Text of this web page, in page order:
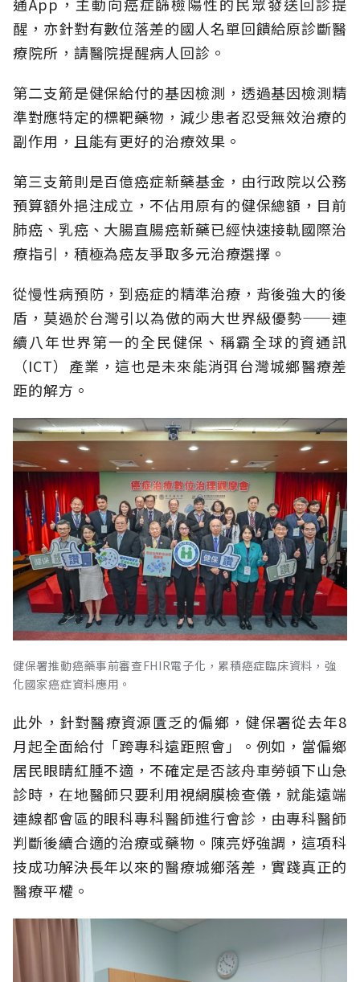
醒，亦針對有數位落差的國人名單回饋給原診斷醫
療院所，請醫院提醒病人回診。
第二支箭是健保給付的基因檢測，透過基因檢測精
準對應特定的標靶藥物，減少患者忍受無效治療的
副作用，且能有更好的治療效果。
第三支箭則是百億癌症新藥基金，由行政院以公務
預算額外挹注成立，不佔用原有的健保總額，目前
肺癌、乳癌、大腸直腸癌新藥已經快速接軌國際治
療指引，積極為癌友爭取多元治療選擇。
從慢性病預防，到癌症的精準治療，背後強大的後
盾，莫過於台灣引以為傲的兩大世界級優勢——連
續八年世界第一的全民健保、稱霸全球的資通訊
（ICT）產業，這也是未來能消弭台灣城鄉醫療差
距的解方。
健保署推動癌藥事前審查FHIR電子化，累積癌症臨床資料，強
化國家癌症資料應用。
此外，針對醫療資源匱乏的偏鄉，健保署從去年8
月起全面給付「跨專科遠距照會」。例如，當偏鄉
居民眼睛紅腫不適，不確定是否該舟車勞頓下山急
診時，在地醫師只要利用視網膜檢查儀，就能遠端
連線都會區的眼科專科醫師進行會診，由專科醫師
判斷後續合適的治療或藥物。陳亮妤強調，這項科
技成功解決長年以來的醫療城鄉落差，實踐真正的
醫療平權。